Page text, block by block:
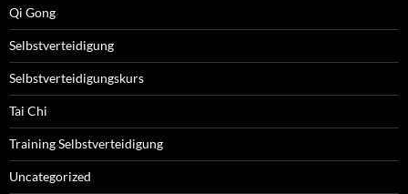
Qi Gong
Selbstverteidigung
Selbstverteidigungskurs
Tai Chi
Training Selbstverteidigung
Uncategorized